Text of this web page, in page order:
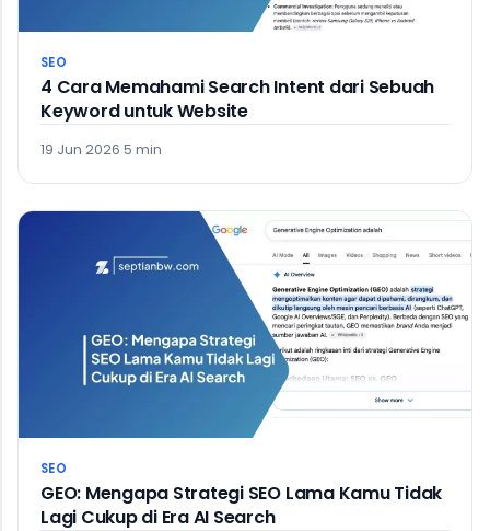
SEO
4 Cara Memahami Search Intent dari Sebuah
Keyword untuk Website
19 Jun 2026 5 min
SEO
GEO: Mengapa Strategi SEO Lama Kamu Tidak
Lagi Cukup di Era AI Search